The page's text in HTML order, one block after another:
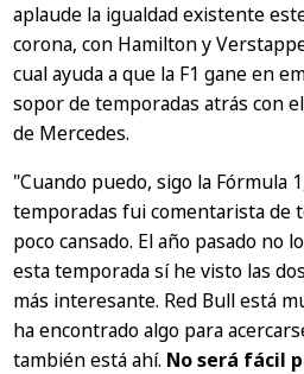
aplaude la igualdad existente
corona, con Hamilton y
cual ayuda a que la F1 gane en
sopor de temporadas atrás con
de Mercedes.
"Cuando puedo, sigo la Fórmula
temporadas fui comentarista de
poco cansado. El año pasado no
esta temporada sí he visto las
más interesante. Red Bull está
ha encontrado algo para
también está ahí. No será fácil